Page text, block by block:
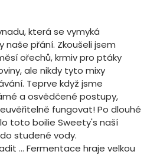
která se vymyká
naše přání. Zkoušeli jsem
ořechů, krmiv pro ptáky
ale nikdy tyto mixy
Teprve když jsme
a osvědčené postupy,
fungovat! Po dlouhé
toto boilie Sweety's naší
studené vody.
... Fermentace hraje velkou